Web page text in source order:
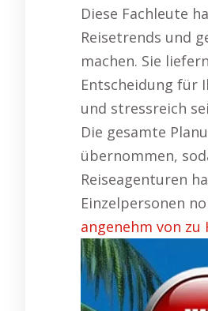
Diese Fachleute
Reisetrends und
machen. Sie
Entscheidung für
und stressreich
Die gesamte
übernommen,
Reiseagenturen
Einzelpersonen
angenehm von zu